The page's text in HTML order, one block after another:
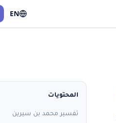
EN
المحتويات
تفسير محمد بن سيرين